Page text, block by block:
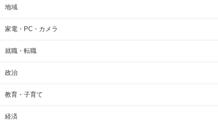
地域
家電・PC・カメラ
就職・転職
政治
教育・子育て
経済